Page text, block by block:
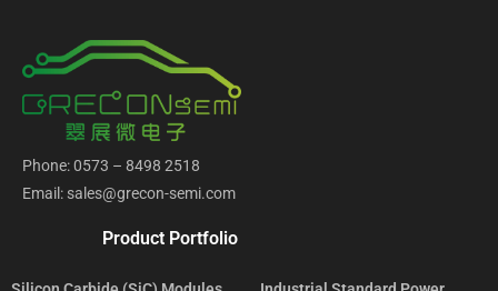
Phone: 0573 – 8498 2518
Email: sales@grecon-semi.com
Product Portfolio